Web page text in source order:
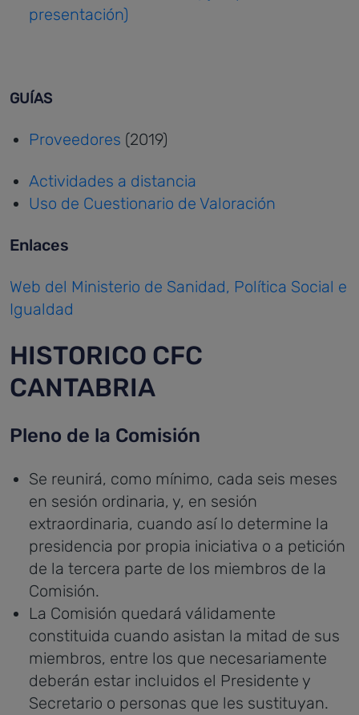
presentación)
GUÍAS
Proveedores (2019)
Actividades a distancia
Uso de Cuestionario de Valoración
Enlaces
Web del Ministerio de Sanidad, Política Social e
Igualdad
HISTORICO CFC
CANTABRIA
Pleno de la Comisión
Se reunirá, como mínimo, cada seis meses
en sesión ordinaria, y, en sesión
extraordinaria, cuando así lo determine la
presidencia por propia iniciativa o a petición
de la tercera parte de los miembros de la
Comisión.
La Comisión quedará válidamente
constituida cuando asistan la mitad de sus
miembros, entre los que necesariamente
deberán estar incluidos el Presidente y
Secretario o personas que les sustituyan.